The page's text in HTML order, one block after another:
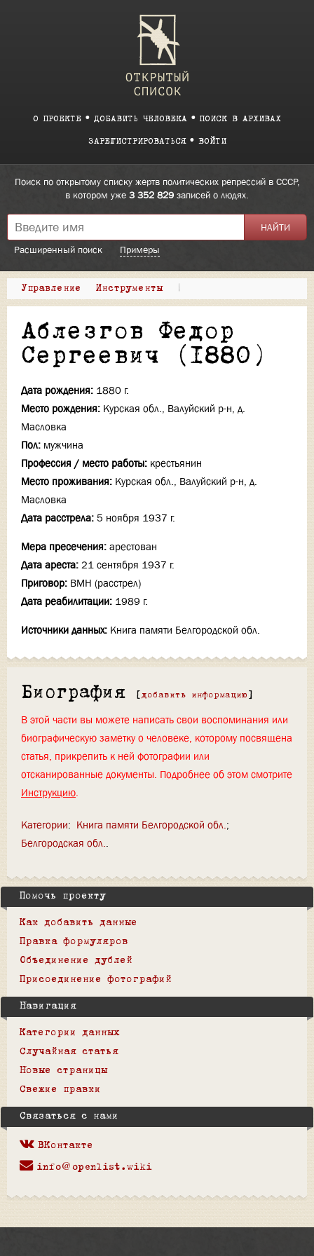
О ПРОЕКТЕ ДОБАВИТЬ ЧЕЛОВЕКА ПОИСК В АРХИВАХ
ЗАРЕГИСТРИРОВАТЬСЯ ВОЙТИ
Поиск по открытому списку жертв политических репрессий в СССР,
в котором уже 3 352 829 записей о людях.
Расширенный поиск Примеры
Управление Инструменты |
Аблезгов Федор
Сергеевич (1880)
Дата рождения: 1880 г.
Место рождения: Курская обл., Валуйский р-н, д.
Масловка
Пол: мужчина
Профессия / место работы: крестьянин
Место проживания: Курская обл., Валуйский р-н, д.
Масловка
Дата расстрела: 5 ноября 1937 г.
Мера пресечения: арестован
Дата ареста: 21 сентября 1937 г.
Приговор: ВМН (расстрел)
Дата реабилитации: 1989 г.
Источники данных: Книга памяти Белгородской обл.
Биография [ добавить информацию ]
В этой части вы можете написать свои воспоминания или
биографическую заметку о человеке, которому посвящена
статья, прикрепить к ней фотографии или
отсканированные документы. Подробнее об этом смотрите
Инструкцию.
Категории: Книга памяти Белгородской обл.
Белгородская обл.
Помочь проекту
Как добавить данные
Правка формуляров
Объединение дублей
Присоединение фотографий
Навигация
Категории данных
Случайная статья
Новые страницы
Свежие правки
Связаться с нами
ВКонтакте
info@openlist.wiki